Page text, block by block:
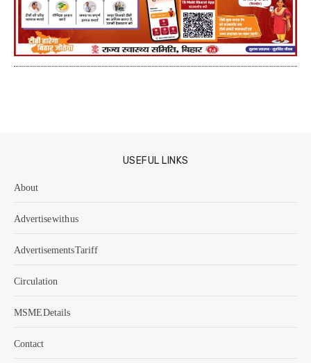
USEFUL LINKS
About
Advertise with us
Advertisements Tariff
Circulation
MSME Details
Contact